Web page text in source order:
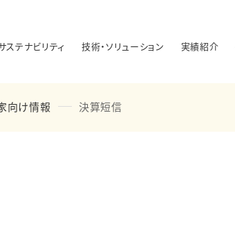
ステナビリティ 技術・ソリューション 実績紹介
向け情報 決算短信